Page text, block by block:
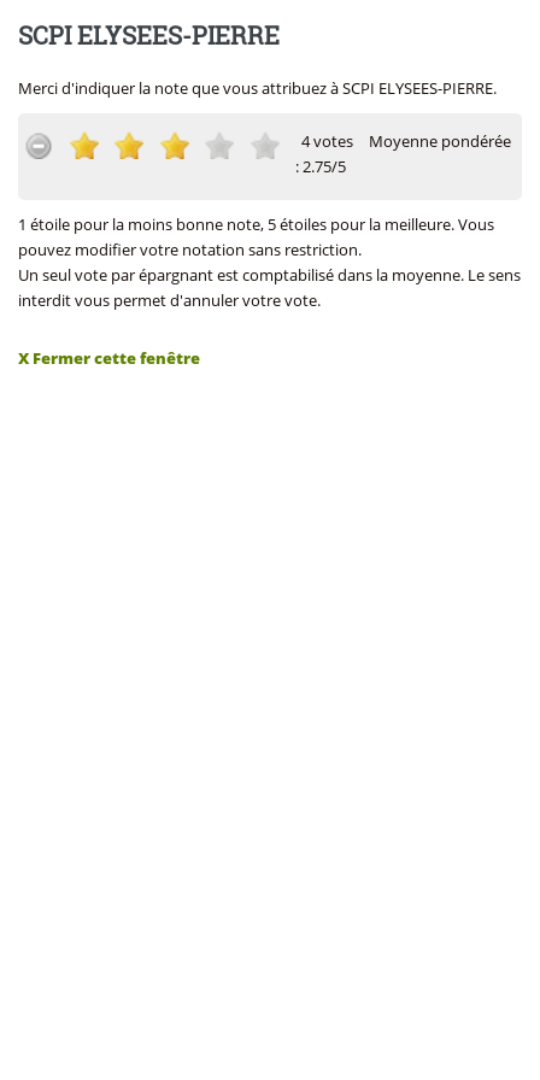
SCPI ELYSEES-PIERRE
Merci d'indiquer la note que vous attribuez à SCPI ELYSEES-PIERRE.
4 votes
Moyenne pondérée
: 2.75/5
1 étoile pour la moins bonne note, 5 étoiles pour la meilleure. Vous
pouvez modifier votre notation sans restriction.
Un seul vote par épargnant est comptabilisé dans la moyenne. Le sens
interdit vous permet d'annuler votre vote.
X Fermer cette fenêtre